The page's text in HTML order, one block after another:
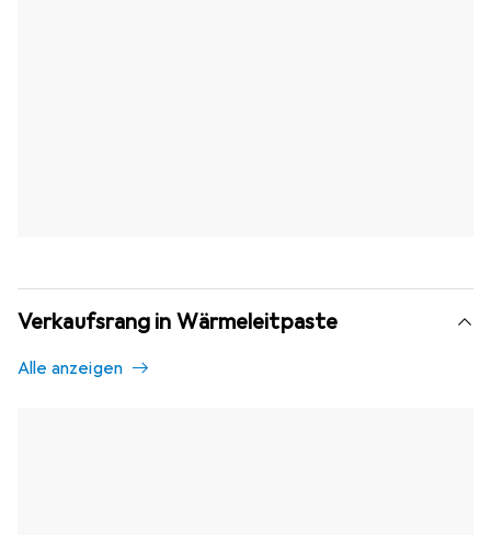
Verkaufsrang in Wärmeleitpaste
Alle anzeigen